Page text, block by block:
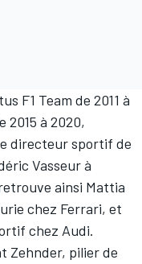
F1 Team de 2011 à
2015 à 2020,
directeur sportif de
Vasseur à
ainsi Mattia
chez Ferrari, et
chez Audi.
Zehnder, pilier de